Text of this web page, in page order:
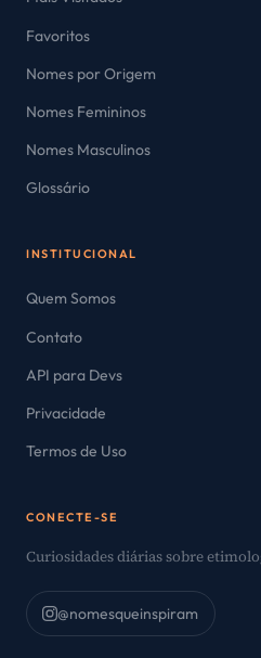
Favoritos
Nomes por Origem
Nomes Femininos
Nomes Masculinos
Glossário
INSTITUCIONAL
Quem Somos
Contato
API para Devs
Privacidade
Termos de Uso
CONECTE-SE
Curiosidades diárias sobre
@nomesqueinspiram